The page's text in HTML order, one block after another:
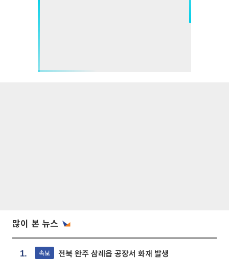
많이 본 뉴스
1. 속보 전북 완주 삼례읍 공장서 화재 발생